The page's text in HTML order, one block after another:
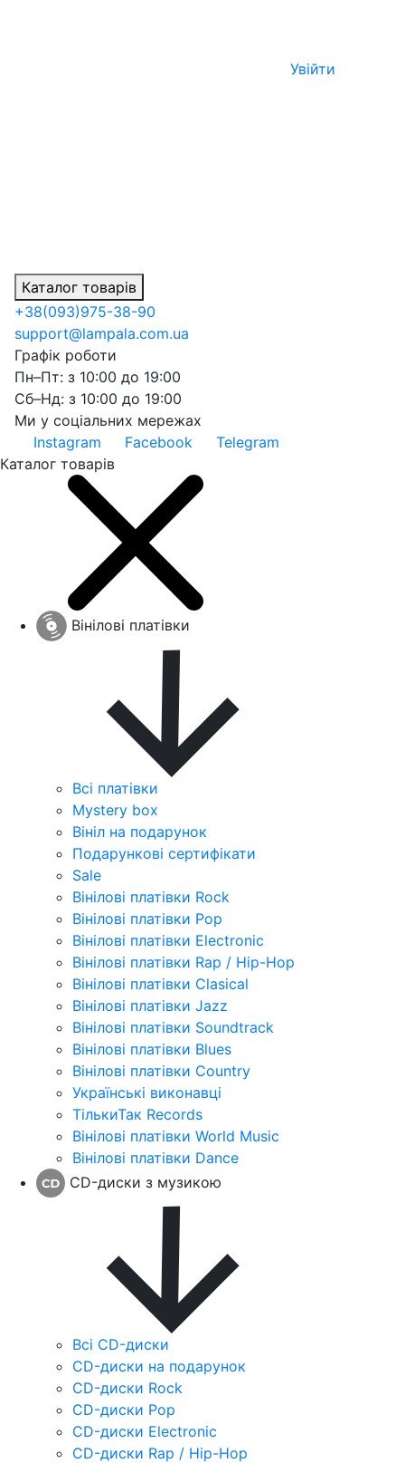
Увійти
Каталог товарів
+38(093)975-38-90
support@lampala.com.ua
Графік роботи
Пн–Пт: з 10:00 до 19:00
Сб–Нд: з 10:00 до 19:00
Ми у соціальних мережах
Instagram
Facebook
Telegram
Каталог товарів
Вінілові платівки
Всі платівки
Mystery box
Вініл на подарунок
Подарункові сертифікати
Sale
Вінілові платівки Rock
Вінілові платівки Pop
Вінілові платівки Electronic
Вінілові платівки Rap / Hip-Hop
Вінілові платівки Clasical
Вінілові платівки Jazz
Вінілові платівки Soundtrack
Вінілові платівки Blues
Вінілові платівки Country
Українські виконавці
ТількиТак Records
Вінілові платівки World Music
Вінілові платівки Dance
CD-диски з музикою
Всі CD-диски
CD-диски на подарунок
CD-диски Rock
CD-диски Pop
CD-диски Electronic
CD-диски Rap / Hip-Hop